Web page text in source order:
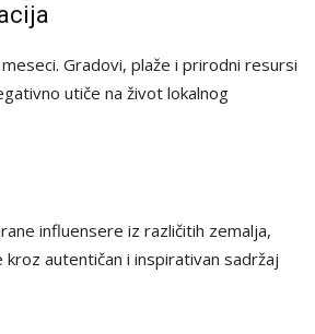
Gradovi, plaže i prirodni resursi
utiče na život lokalnog
influensere iz različitih zemalja,
kroz autentičan i inspirativan sadržaj